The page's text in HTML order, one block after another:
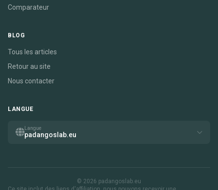
Comparateur
BLOG
Tous les articles
Retour au site
Nous contacter
LANGUE
Langue
padangoslab.eu
© 2026 padangoslab.eu